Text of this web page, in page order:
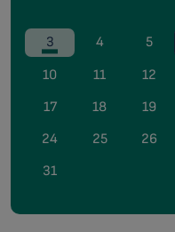
3
4 5
10
11 12
17
18 19
24
25 26
31